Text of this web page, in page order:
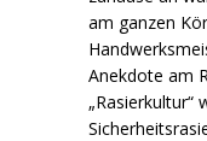
am ganzen
Anekdote am
„Rasierkultur“